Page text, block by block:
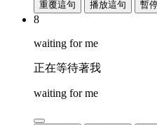
重覆這句 播放這句 暫
8
waiting for me
正在等待著我
waiting for me